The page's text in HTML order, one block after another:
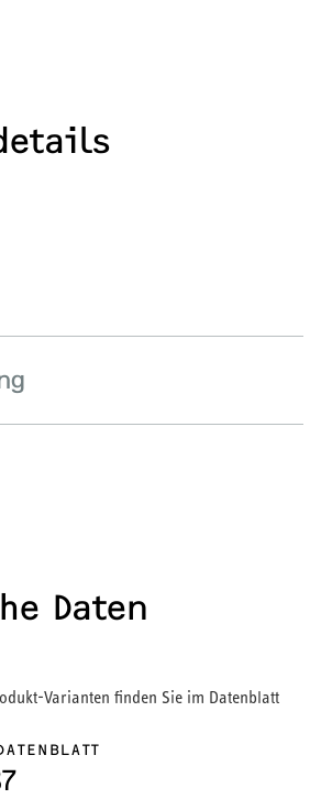
Daten
Varianten finden Sie im Datenblatt